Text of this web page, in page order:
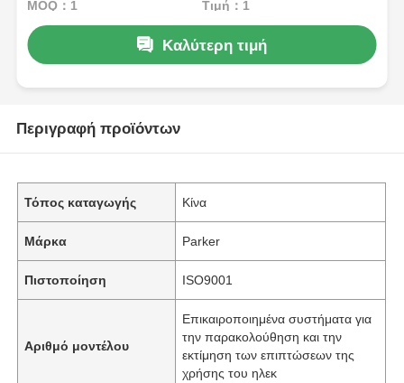
MOQ：1 Τιμή：1
Καλύτερη τιμή
Περιγραφή προϊόντων
Τόπος καταγωγής Κίνα
Μάρκα Parker
Πιστοποίηση ISO9001
Αριθμό μοντέλου
Επικαιροποιημένα συστήματα για
την παρακολούθηση και την
εκτίμηση των επιπτώσεων της
χρήσης του ηλεκ